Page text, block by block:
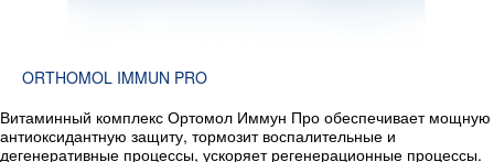
ORTHOMOL IMMUN PRO
Витаминный комплекс Ортомол Иммун Про обеспечивает мощную
антиоксидантную защиту, тормозит воспалительные и
дегенеративные процессы, ускоряет регенерационные процессы.